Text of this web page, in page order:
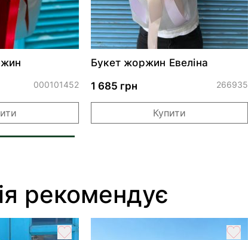
000101452
Букет жоржин Евеліна
1 685 грн
266935
Купити
рекомендує